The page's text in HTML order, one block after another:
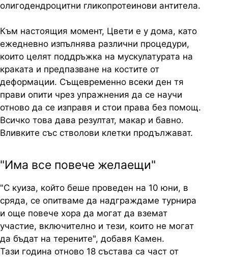
олигодендроцитни гликопротеинови антитела.
Към настоящия момент, Цвети е у дома, като
ежедневно изпълнява различни процедури,
които целят поддръжка на мускулатурата на
краката и предпазване на костите от
деформации. Същевременно всеки ден тя
прави опити чрез упражнения да се научи
отново да се изправя и стои права без помощ.
Всичко това дава резултат, макар и бавно.
Вливките със стволови клетки продължават.
"Има все повече желаещи"
"С куиза, който беше проведен на 10 юни, в
сряда, се опитваме да надграждаме турнира
и още повече хора да могат да вземат
участие, включително и тези, които не могат
да бъдат на терените", добавя Камен.
Тази година отново 18 състава са част от